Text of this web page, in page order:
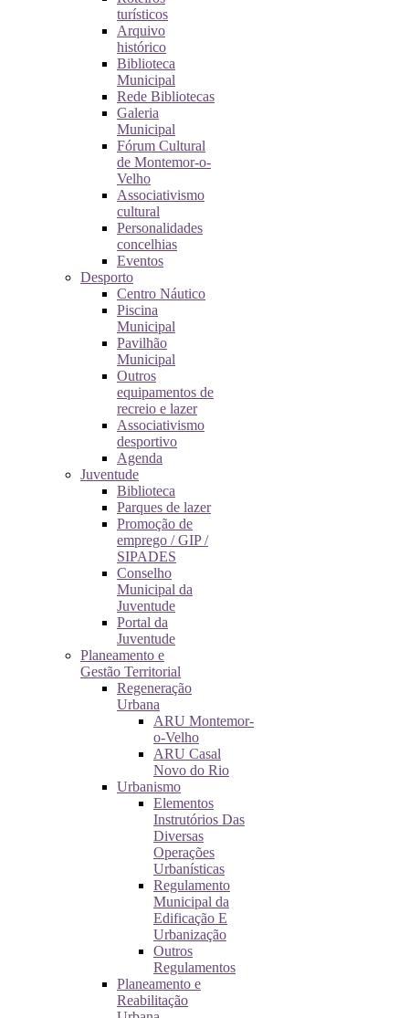
turísticos
Arquivo
histórico
Biblioteca
Municipal
Rede Bibliotecas
Galeria
Municipal
Fórum Cultural
de Montemor-o-
Velho
Associativismo
cultural
Personalidades
concelhias
Eventos
Desporto
Centro Náutico
Piscina
Municipal
Pavilhão
Municipal
Outros
equipamentos de
recreio e lazer
Associativismo
desportivo
Agenda
Juventude
Biblioteca
Parques de lazer
Promoção de
emprego / GIP /
SIPADES
Conselho
Municipal da
Juventude
Portal da
Juventude
Planeamento e
Gestão Territorial
Regeneração
Urbana
ARU Montemor-
o-Velho
ARU Casal
Novo do Rio
Urbanismo
Elementos
Instrutórios Das
Diversas
Operações
Urbanísticas
Regulamento
Municipal da
Edificação E
Urbanização
Outros
Regulamentos
Planeamento e
Reabilitação